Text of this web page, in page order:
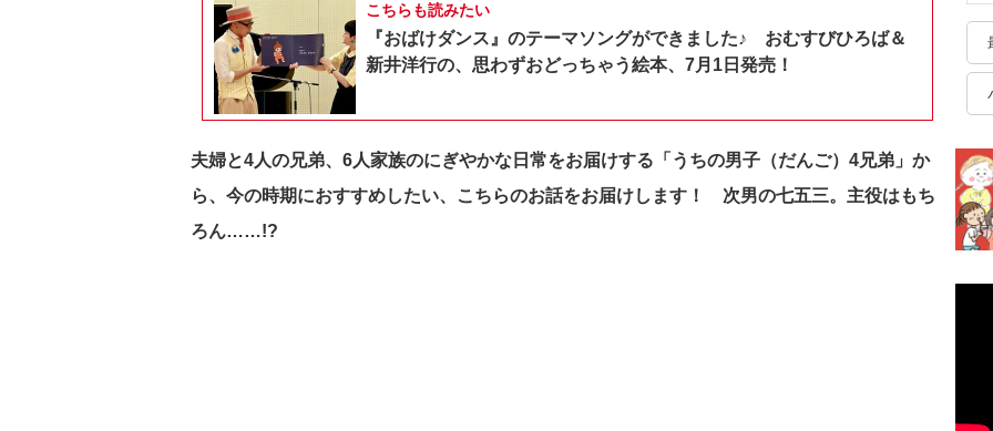
こちらも読みたい
『おばけダンス』のテーマソングができました♪ おむすびひろば＆
新井洋行の、思わずおどっちゃう絵本、7月1日発売！
夫婦と4人の兄弟、6人家族のにぎやかな日常をお届けする「うちの男子（だんご）4兄弟」か
ら、今の時期におすすめしたい、こちらのお話をお届けします！ 次男の七五三。主役はもち
ろん……!?